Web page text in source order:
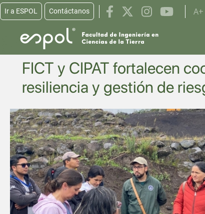
Pasar al contenido principal
Ir a ESPOL Contáctanos A+
FICT y CIPAT fortalecen
resiliencia y gestión de